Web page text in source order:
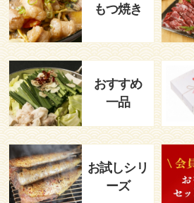
もつ焼き
おすすめ
一品
お試しシリ
ーズ